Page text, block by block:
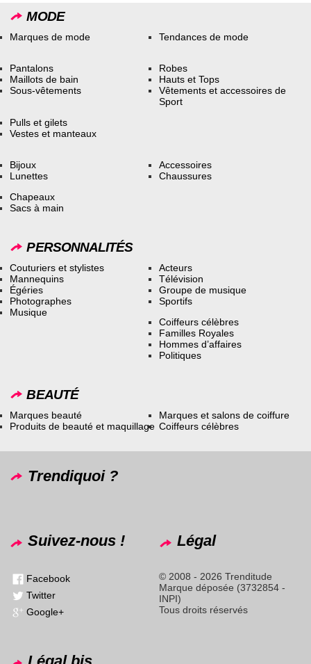
MODE
Marques de mode Tendances de mode
Pantalons
Maillots de bain
Sous-vêtements
Robes
Hauts et Tops
Vêtements et accessoires de
Sport
Pulls et gilets
Vestes et manteaux
Bijoux
Lunettes
Accessoires
Chaussures
Chapeaux
Sacs à main
PERSONNALITÉS
Couturiers et stylistes
Mannequins
Égéries
Photographes
Musique
Acteurs
Télévision
Groupe de musique
Sportifs
Coiffeurs célèbres
Familles Royales
Hommes d’affaires
Politiques
BEAUTÉ
Marques beauté
Produits de beauté et maquillage
Marques et salons de coiffure
Coiffeurs célèbres
Trendiquoi ?
Suivez-nous !
Facebook
Twitter
Google+
Légal
© 2008 - 2026 Trenditude
Marque déposée (3732854 -
INPI)
Tous droits réservés